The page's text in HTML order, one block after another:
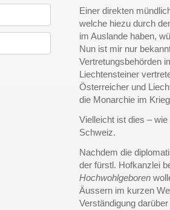
Einer direkten
welche hiezu durch
im Auslande haben,
Nun ist mir nur
Vertretungsbehörden
Liechtensteiner
Österreicher und
die Monarchie im
Vielleicht ist dies –
Schweiz.
Nachdem die
der fürstl. Hofkanzlei
Hochwohlgeboren
Äussern im kurzen
Verständigung